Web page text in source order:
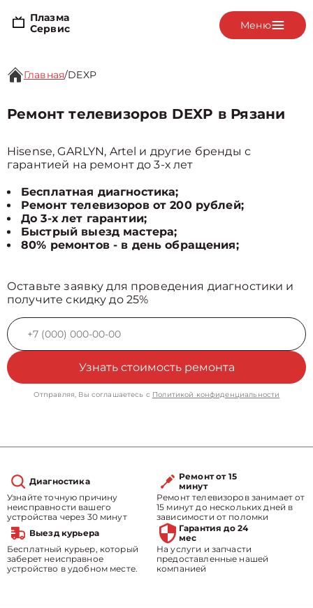
Плазма
Сервис
Меню
Главная/DEXP
Ремонт телевизоров DEXP в Рязани
Hisense, GARLYN, Artel и другие бренды с
гарантией на ремонт до 3-х лет
Бесплатная диагностика;
Ремонт телевизоров от 200 рублей;
До 3-х лет гарантии;
Быстрый выезд мастера;
80% ремонтов - в день обращения;
Оставьте заявку для проведения диагностики и
получите скидку до 25%
Узнать стоимость ремонта
Отправляя, Вы соглашаетесь с Политикой конфиденциальности
Диагностика
Узнайте точную причину
неисправности вашего
устройства через 30 минут
Ремонт от 15
минут
Ремонт телевизоров занимает от
15 минут до нескольких дней в
зависимости от поломки
Выезд курьера
Бесплатный курьер, который
заберет неисправное
устройство в удобном месте.
Гарантия до 24
мес
На услуги и запчасти
предоставленные нашей
компанией